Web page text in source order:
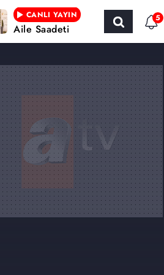
CANLI YAYIN
Aile Saadeti
5